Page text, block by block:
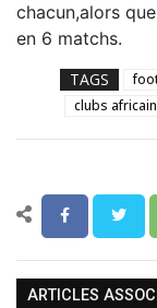
chacun,alors
en 6 matchs.
TAGS
clubs
ARTICLES